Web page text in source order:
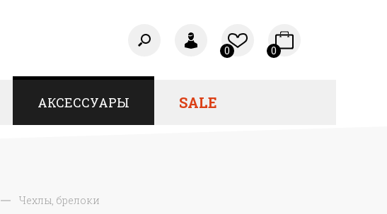
0 0
АКСЕССУАРЫ SALE
Чехлы, брелоки